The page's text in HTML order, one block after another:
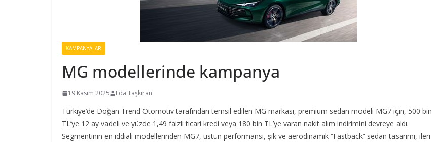
KAMPANYALAR
MG modellerinde kampanya
19 Kasım 2025 Eda Taşkıran
Türkiye’de Doğan Trend Otomotiv tarafından temsil edilen MG markası, premium sedan modeli MG7 için, 500 bin
TL’ye 12 ay vadeli ve yüzde 1,49 faizli ticari kredi veya 180 bin TL’ye varan nakit alım indirimini devreye aldı.
Segmentinin en iddialı modellerinden MG7, üstün performansı, şık ve aerodinamik “Fastback” sedan tasarımı, ileri